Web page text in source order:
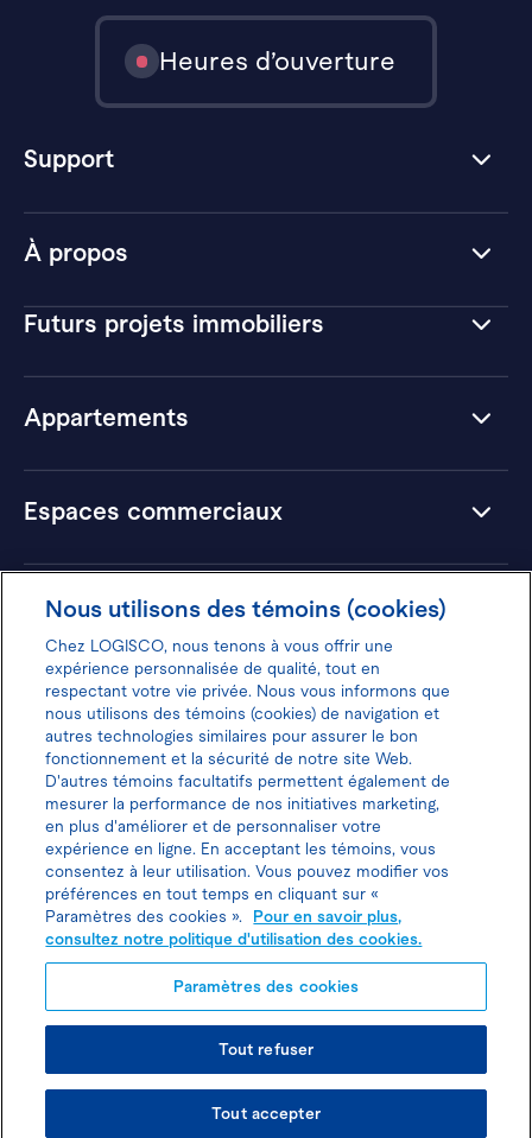
À propos
Futurs projets immobiliers
Appartements
Espaces commerciaux
Hôtels
Heures d’ouverture
Support
Donnez votre avis pour gagner 100$
Politique d'utilisation des cookies
Politique de protection des
renseignements personnels
© TOUS DROITS RÉSERVÉS LOGISCO 2026
Nous utilisons des témoins (cookies)
Chez LOGISCO, nous tenons à vous offrir une
expérience personnalisée de qualité, tout en
respectant votre vie privée. Nous vous informons que
nous utilisons des témoins (cookies) de navigation et
autres technologies similaires pour assurer le bon
fonctionnement et la sécurité de notre site Web.
D'autres témoins facultatifs permettent également de
mesurer la performance de nos initiatives marketing,
en plus d'améliorer et de personnaliser votre
expérience en ligne. En acceptant les témoins, vous
consentez à leur utilisation. Vous pouvez modifier vos
préférences en tout temps en cliquant sur «
Paramètres des cookies ».
Pour en savoir plus,
consultez notre politique d'utilisation des cookies.
Paramètres des cookies
Tout refuser
Tout accepter